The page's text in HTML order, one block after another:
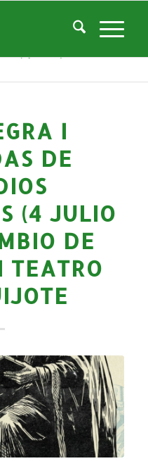
Cultura /
I
DE
(4 JULIO
DE
TEATRO